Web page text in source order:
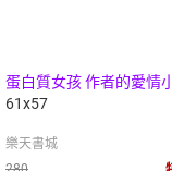
蛋白質女孩 作者的愛情
61x57
樂天書城